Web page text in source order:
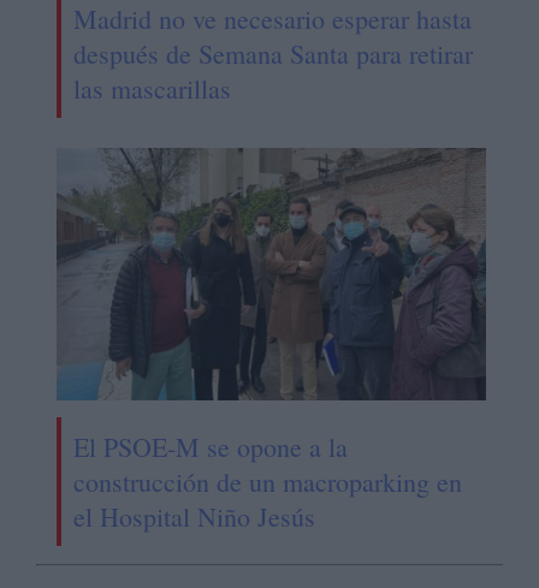
Madrid no ve necesario esperar hasta
después de Semana Santa para retirar
las mascarillas
El PSOE-M se opone a la
construcción de un macroparking en
el Hospital Niño Jesús